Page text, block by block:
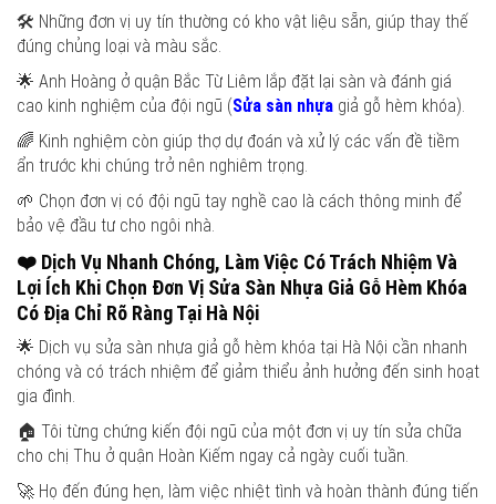
🛠️ Những đơn vị uy tín thường có kho vật liệu sẵn, giúp thay thế
đúng chủng loại và màu sắc.
🌟 Anh Hoàng ở quận Bắc Từ Liêm lắp đặt lại sàn và đánh giá
cao kinh nghiệm của đội ngũ (Sửa sàn nhựa giả gỗ hèm khóa).
🌈 Kinh nghiệm còn giúp thợ dự đoán và xử lý các vấn đề tiềm
ẩn trước khi chúng trở nên nghiêm trọng.
🌱 Chọn đơn vị có đội ngũ tay nghề cao là cách thông minh để
bảo vệ đầu tư cho ngôi nhà.
❤️ Dịch Vụ Nhanh Chóng, Làm Việc Có Trách Nhiệm Và
Lợi Ích Khi Chọn Đơn Vị Sửa Sàn Nhựa Giả Gỗ Hèm Khóa
Có Địa Chỉ Rõ Ràng Tại Hà Nội
🌟 Dịch vụ sửa sàn nhựa giả gỗ hèm khóa tại Hà Nội cần nhanh
chóng và có trách nhiệm để giảm thiểu ảnh hưởng đến sinh hoạt
gia đình.
🏠 Tôi từng chứng kiến đội ngũ của một đơn vị uy tín sửa chữa
cho chị Thu ở quận Hoàn Kiếm ngay cả ngày cuối tuần.
🚀 Họ đến đúng hẹn, làm việc nhiệt tình và hoàn thành đúng tiến